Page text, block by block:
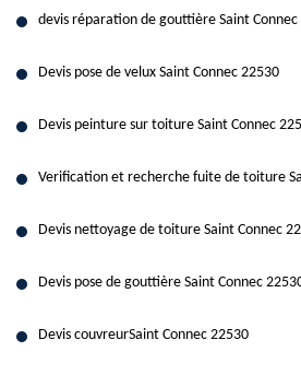
devis réparation de gouttière Saint Connec
Devis pose de velux Saint Connec 22530
Devis peinture sur toiture Saint Connec
Verification et recherche fuite de toiture
Devis nettoyage de toiture Saint Connec
Devis pose de gouttière Saint Connec
Devis couvreurSaint Connec 22530